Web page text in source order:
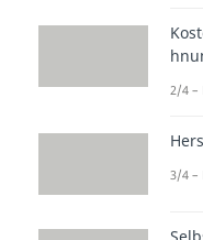
2/4 –
3/4 –